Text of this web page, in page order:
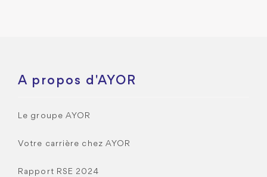
A propos d'AYOR
Le groupe AYOR
Votre carrière chez AYOR
Rapport RSE 2024